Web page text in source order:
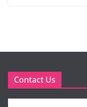
Contact Us